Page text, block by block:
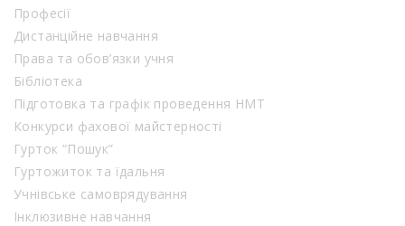
Професії
Дистанційне навчання
Права та обов’язки учня
Бібліотека
Підготовка та графік проведення НМТ
Конкурси фахової майстерності
Гурток “Пошук”
Гуртожиток та їдальня
Учнівське самоврядування
Інклюзивне навчання